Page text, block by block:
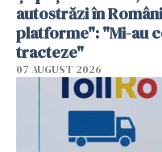
autostrăzi în
platforme": "Mi-au
tracteze"
07 AUGUST 2026